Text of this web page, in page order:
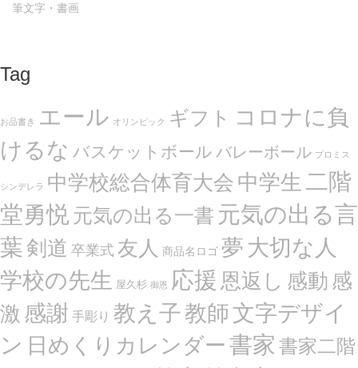
筆文字・書画
Tag
お品書き エール オリンピック ギフト コロナに負
けるな バスケットボール バレーボール プロミス
シンデレラ 中学校総合体育大会 中学生 二階
堂勇悦 元気の出る一書 元気の出る言
葉剣道 卒業式 友人 商品名ロゴ 夢 大切な人
学校の先生 屋久杉 御恩 応援 恩返し 感動 感
激 感謝 手彫り 教え子教師文字デザイ
ン 日めくりカレンダー 書家 書家二階